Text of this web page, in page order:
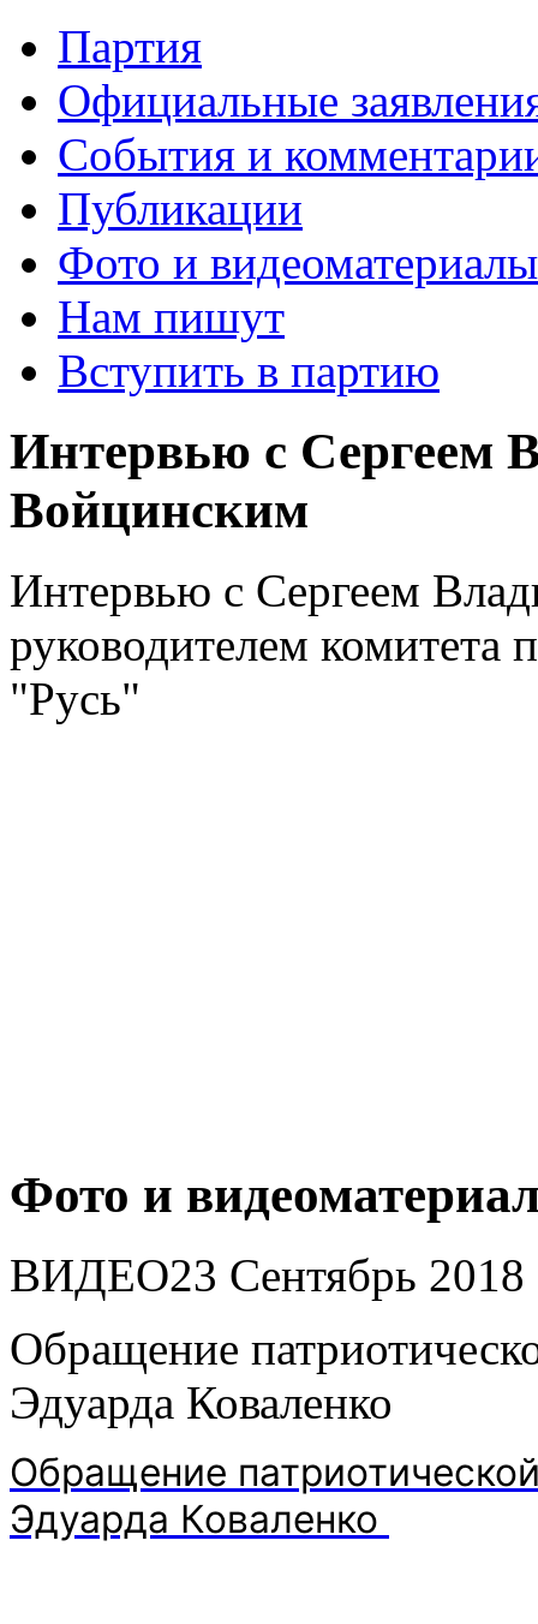
Партия
Официальные
События и
Публикации
Фото и видеоматериалы
Нам пишут
Вступить в партию
Интервью с Сергеем
Войцинским
Интервью с Сергеем
руководителем комитета
"Русь"
Фото и
ВИДЕО23 Сентябрь 2018
Обращение
Эдуарда Коваленко
Обращение
Эдуарда Коваленко